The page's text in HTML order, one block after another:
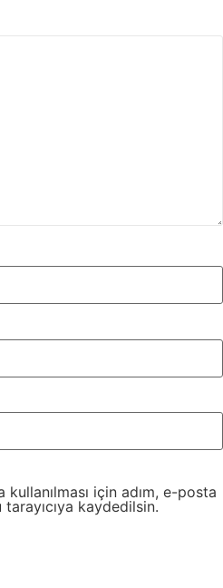
için adım, e-posta
kaydedilsin.